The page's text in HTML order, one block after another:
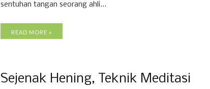
sentuhan tangan seorang ahli...
READ MORE »
Sejenak Hening, Teknik Meditasi